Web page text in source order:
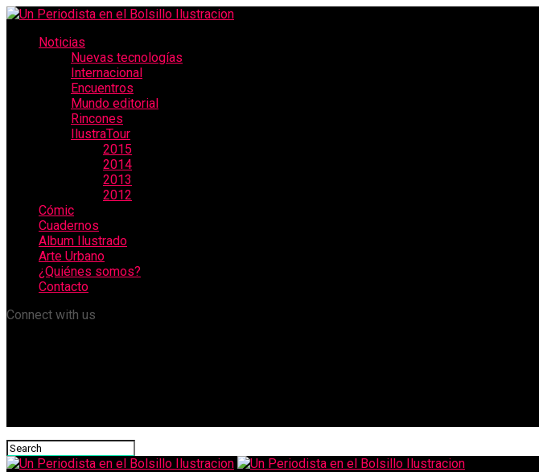
Noticias
Nuevas tecnologías
Internacional
Encuentros
Mundo editorial
Rincones
IlustraTour
2015
2014
2013
2012
Cómic
Cuadernos
Album Ilustrado
Arte Urbano
¿Quiénes somos?
Contacto
Connect with us